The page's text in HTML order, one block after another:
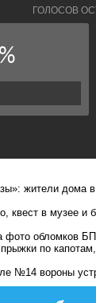
жители
квест в музее
фото обломков
по
№14 вороны